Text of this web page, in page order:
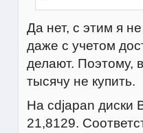
Да нет, с этим я
даже с учетом
делают. Поэтому,
тысячу не купить.
На cdjapan диски
21,8129.